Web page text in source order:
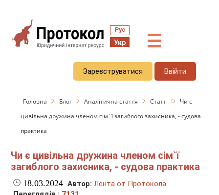
Рус
Укр ☰
Зареєструватися Ввійти
Головна Блог Аналітична стаття Статті
Чи є
цивільна дружина членом сім`ї загиблого захисника, - судова
практика
Чи є цивільна дружина членом сім`ї
загиблого захисника, - судова практика
18.03.2024 Автор: Лента от Протокола